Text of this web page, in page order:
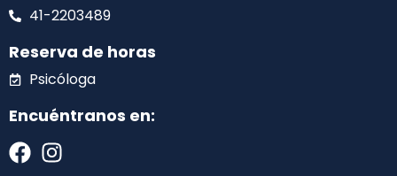
41-2203489
Reserva de horas
Psicóloga
Encuéntranos en: